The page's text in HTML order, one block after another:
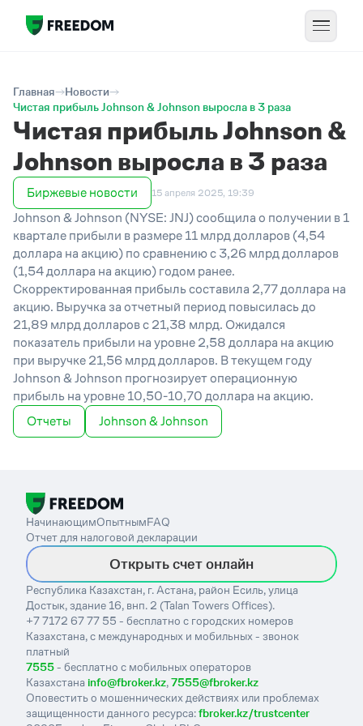
Главная
Новости
Чистая прибыль Johnson & Johnson выросла в 3 раза
Чистая прибыль Johnson &
Johnson выросла в 3 раза
Биржевые новости 15 апреля 2025, 19:39
Johnson & Johnson (NYSE: JNJ) сообщила о получении в 1
квартале прибыли в размере 11 млрд долларов (4,54
доллара на акцию) по сравнению с 3,26 млрд долларов
(1,54 доллара на акцию) годом ранее.
Скорректированная прибыль составила 2,77 доллара на
акцию. Выручка за отчетный период повысилась до
21,89 млрд долларов с 21,38 млрд. Ожидался
показатель прибыли на уровне 2,58 доллара на акцию
при выручке 21,56 млрд долларов. В текущем году
Johnson & Johnson прогнозирует операционную
прибыль на уровне 10,50-10,70 доллара на акцию.
Отчеты
Johnson & Johnson
НачинающимОпытнымFAQ
Отчет для налоговой декларации
Открыть счет онлайн
Республика Казахстан, г. Астана, район Есиль, улица
Достык, здание 16, внп. 2 (Talan Towers Offices).
+7 7172 67 77 55 - бесплатно с городских номеров
Казахстана, с международных и мобильных - звонок
платный
7555- бесплатно с мобильных операторов
Казахстанаinfo@fbroker.kz,7555@fbroker.kz
Оповестить о мошеннических действиях или проблемах
защищенности данного ресурса:fbroker.kz/trustcenter